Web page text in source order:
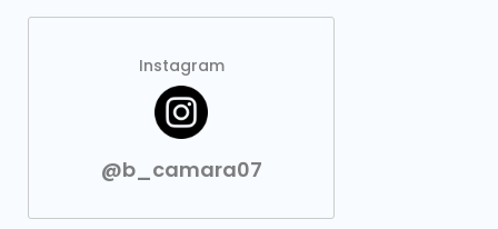
Instagram
@b_camara07